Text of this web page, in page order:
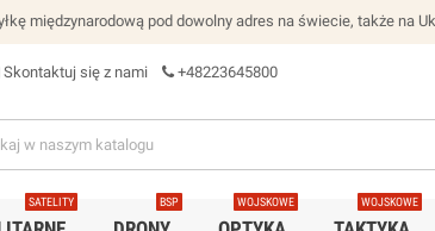
międzynarodową pod dowolny adres na świecie, także na
Skontaktuj się z nami +48223645800
SATELITY BSP WOJSKOWE WOJSKOWE